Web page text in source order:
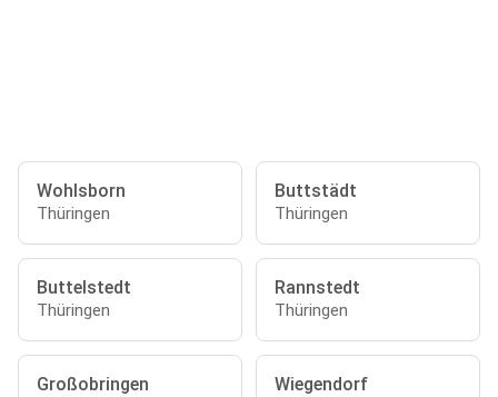
Wohlsborn
Thüringen
Buttstädt
Thüringen
Buttelstedt
Thüringen
Rannstedt
Thüringen
Großobringen Wiegendorf